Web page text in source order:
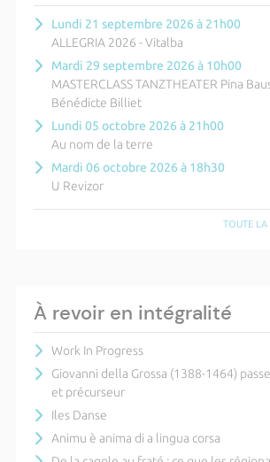
Lundi 21 septembre 2026 à 21h00
ALLEGRIA 2026 - Vitalba
Mardi 29 septembre 2026 à 10h00
MASTERCLASS TANZTHEATER Pina
Bénédicte Billiet
Lundi 05 octobre 2026 à 21h00
Au nom de la terre
Mardi 06 octobre 2026 à 18h30
U Revizor
TOUTE
À revoir en intégralité
Work In Progress
Giovanni della Grossa (1388-1464)
et précurseur
Iles Danse
Animu è anima di a lingua corsa